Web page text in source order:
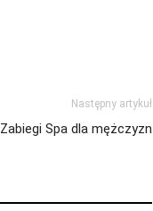
Następny artykuł
Zabiegi Spa dla mężczyzn